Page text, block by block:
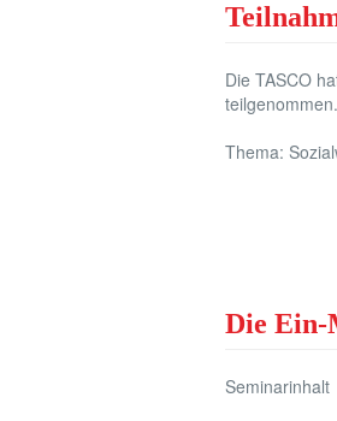
Die TASCO
teilgenommen.
Thema:
Die Ein-
Seminarinhalt